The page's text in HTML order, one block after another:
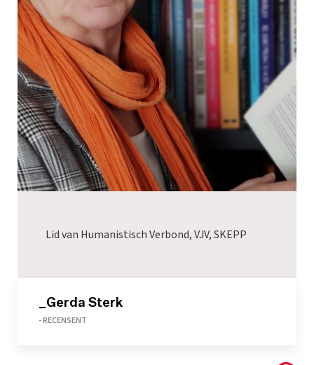
Lid van Humanistisch Verbond, VJV, SKEPP
_Gerda Sterk
- RECENSENT